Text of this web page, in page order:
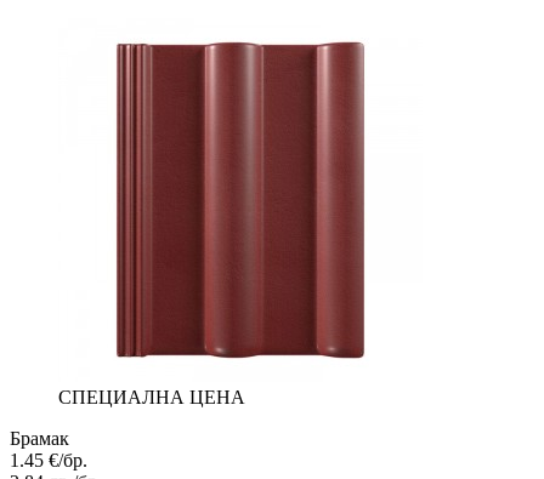
СПЕЦИАЛНА ЦЕНА
Брамак
1.45 €/бр.